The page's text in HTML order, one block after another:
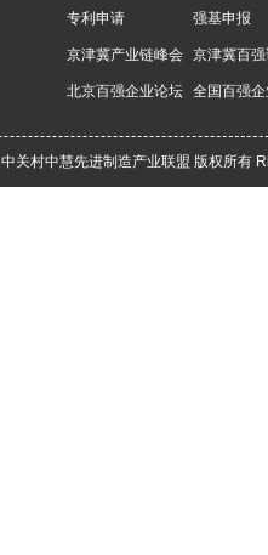
专利申请 强基申报
京津冀产业链峰会 京津冀百
北京百强企业论坛 全国百强
中关村中慧先进制造产业联盟 版权所有